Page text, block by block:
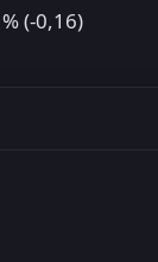
(-0,16)